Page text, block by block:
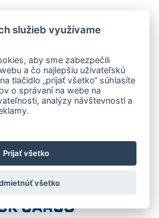
služieb využívame
aby sme zabezpečili
a čo najlepšiu užívateľskú
tlačidlo „prijať všetko“ súhlasíte
o správaní na webe na
analýzy návštevnosti a
Prijať všetko
všetko